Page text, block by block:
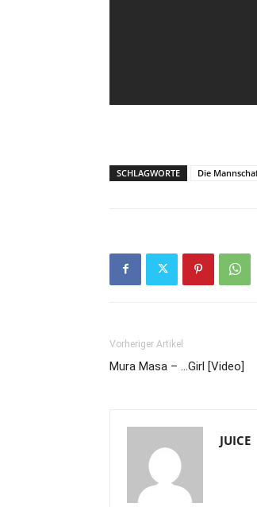
SCHLAGWORTE Die
Vorheriger Artikel
Mura Masa – …Girl [Video]
JUICE